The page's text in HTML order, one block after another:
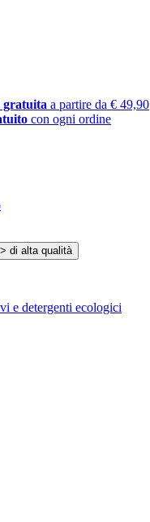
gratuita a partire da € 49,90
con ogni ordine
e detergenti ecologici